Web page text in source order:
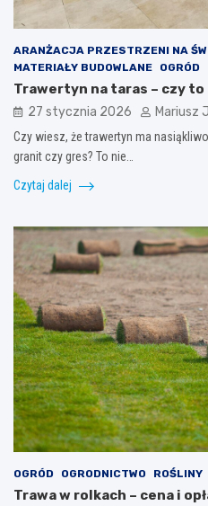
ARANŻACJA PRZESTRZENI NA
MATERIAŁY BUDOWLANE
OGRÓD
Trawertyn na taras – czy to
27 stycznia 2026 Mariusz
Czy wiesz, że trawertyn ma
granit czy gres? To nie…
Czytaj dalej
OGRÓD OGRODNICTWO ROŚLINY
Trawa w rolkach – cena i